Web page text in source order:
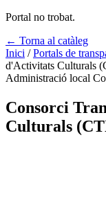
Portal no trobat.
← Torna al catàleg
Inici / Portals de
d'Activitats Culturals
Administració local
Consorci
Culturals